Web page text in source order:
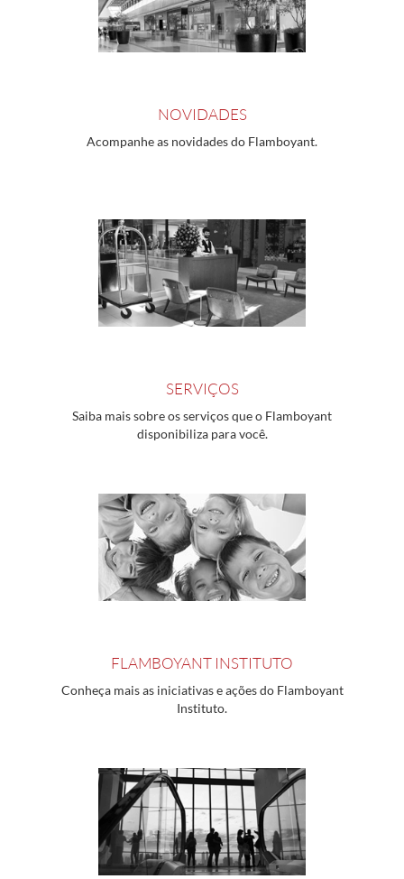
NOVIDADES
Acompanhe as novidades do Flamboyant.
SERVIÇOS
Saiba mais sobre os serviços que o Flamboyant
disponibiliza para você.
FLAMBOYANT INSTITUTO
Conheça mais as iniciativas e ações do Flamboyant
Instituto.